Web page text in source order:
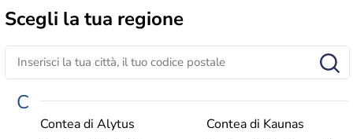
Scegli la tua regione
C
Contea di Alytus
Contea di Kaunas